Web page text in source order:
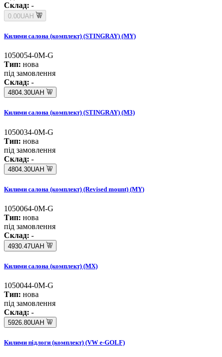
Склад: -
0.00UAH
Килими салона (комплект) (STINGRAY) (MY)
1050054-0M-G
Тип: нова
під замовлення
Склад: -
4804.30UAH
Килими салона (комплект) (STINGRAY) (M3)
1050034-0M-G
Тип: нова
під замовлення
Склад: -
4804.30UAH
Килими салона (комплект) (Revised mount) (MY)
1050064-0M-G
Тип: нова
під замовлення
Склад: -
4930.47UAH
Килими салона (комплект) (MХ)
1050044-0M-G
Тип: нова
під замовлення
Склад: -
5926.80UAH
Килими підлоги (комплект) (VW e-GOLF)